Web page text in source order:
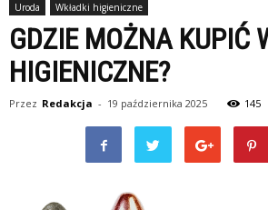
Uroda Wkładki higieniczne
GDZIE MOŻNA KUPIĆ
HIGIENICZNE?
Przez Redakcja - 19 października 2025 145